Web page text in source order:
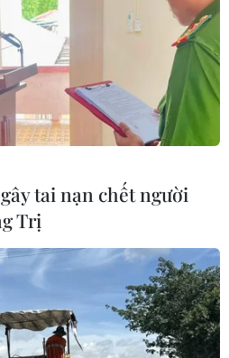
công nghệ
#Hợp đồng
Bắc Giang Bắc Ninh
tai nạn chết người
Trị